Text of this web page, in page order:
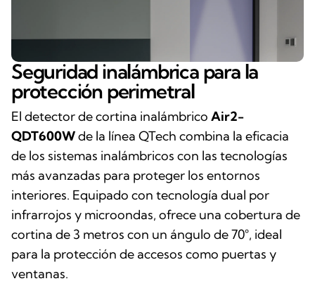
Seguridad inalámbrica para la
protección perimetral
El detector de cortina inalámbrico Air2-
QDT600Wde la línea QTech combina la eficacia
de los sistemas inalámbricos con las tecnologías
más avanzadas para proteger los entornos
interiores. Equipado con tecnología dual por
infrarrojos y microondas, ofrece una cobertura de
cortina de 3 metros con un ángulo de 70°, ideal
para la protección de accesos como puertas y
ventanas.